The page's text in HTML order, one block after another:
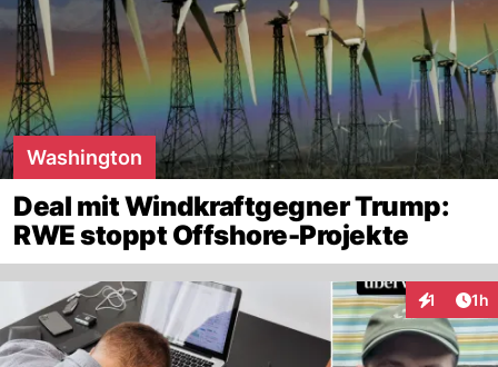
Washington
Deal mit Windkraftgegner Trump:
RWE stoppt Offshore-Projekte
1 1h